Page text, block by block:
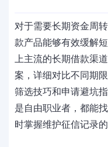
对于需要长期资金周
款产品能够有效缓解
上主流的长期借款渠
案，详细对比不同期
筛选技巧和申请避坑
是自由职业者，都能
时掌握维护征信记录的